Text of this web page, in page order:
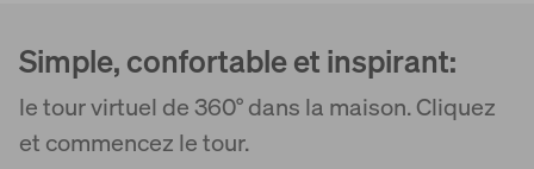
Simple, confortable et inspirant:
le tour virtuel de 360° dans la maison. Cliquez
et commencez le tour.